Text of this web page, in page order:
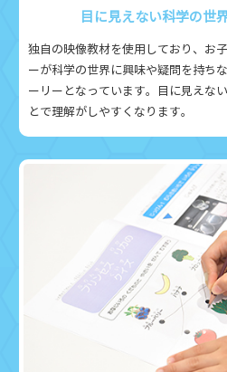
目に見えない科学の世
独自の映像教材を使用しており、お
ーが科学の世界に興味や疑問を持ち
ーリーとなっています。目に見えな
とで理解がしやすくなります。